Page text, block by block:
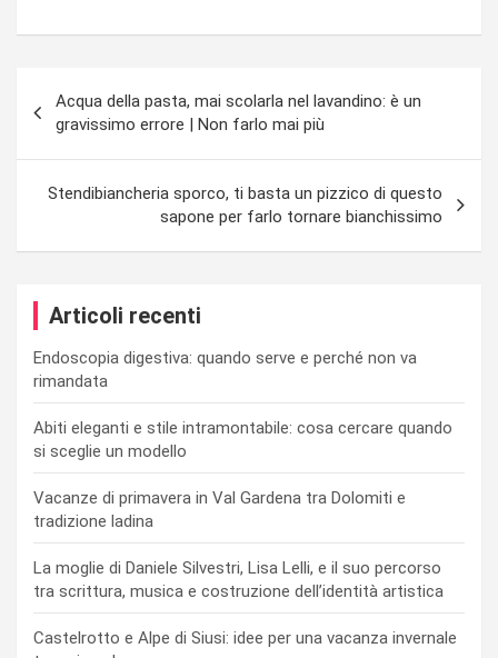
articoli
Acqua della pasta, mai scolarla nel lavandino: è un
gravissimo errore | Non farlo mai più
Stendibiancheria sporco, ti basta un pizzico di questo
sapone per farlo tornare bianchissimo
Articoli recenti
Endoscopia digestiva: quando serve e perché non va
rimandata
Abiti eleganti e stile intramontabile: cosa cercare quando
si sceglie un modello
Vacanze di primavera in Val Gardena tra Dolomiti e
tradizione ladina
La moglie di Daniele Silvestri, Lisa Lelli, e il suo percorso
tra scrittura, musica e costruzione dell’identità artistica
Castelrotto e Alpe di Siusi: idee per una vacanza invernale